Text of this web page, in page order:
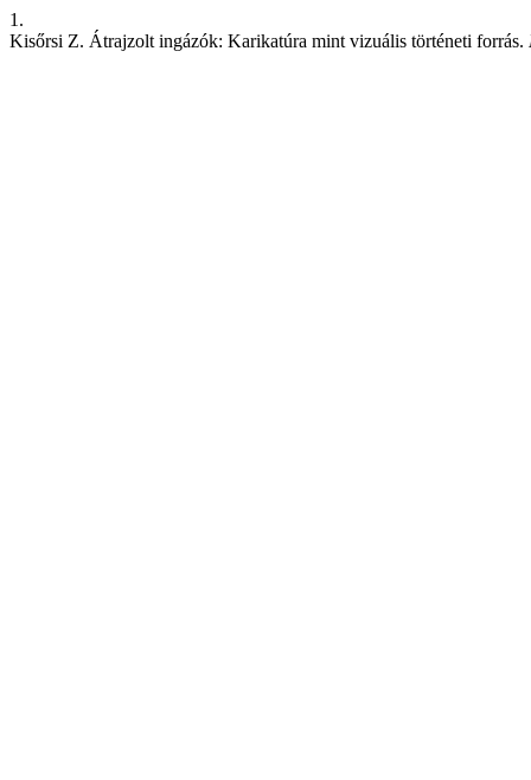
1.
Kisőrsi Z. Átrajzolt ingázók: Karikatúra mint vizuális történeti forrás.